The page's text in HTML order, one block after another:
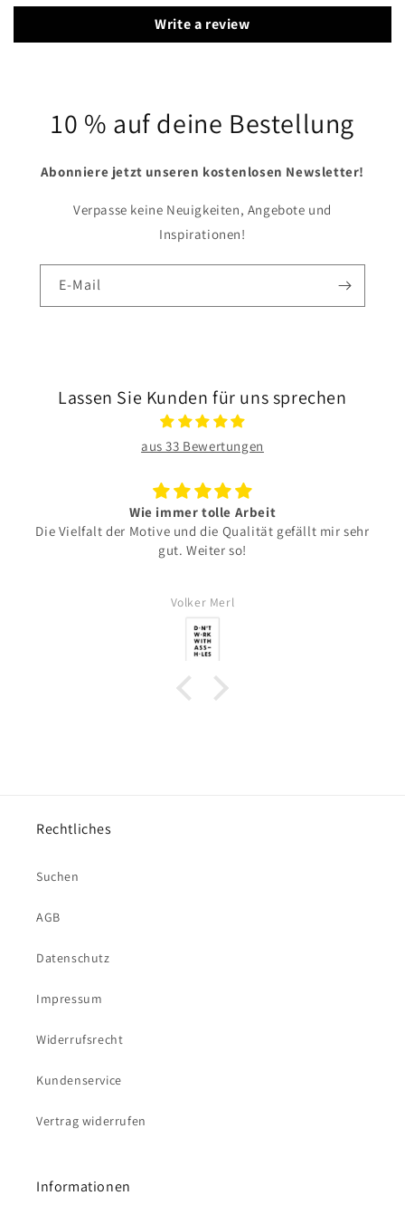
Write a review
10 % auf deine Bestellung
Abonniere jetzt unseren kostenlosen Newsletter!
Verpasse keine Neuigkeiten, Angebote und
Inspirationen!
E-Mail
Lassen Sie Kunden für uns sprechen
aus 33 Bewertungen
Wie immer tolle Arbeit
Die Vielfalt der Motive und die Qualität gefällt mir sehr
gut. Weiter so!
Volker Merl
Rechtliches
Suchen
AGB
Datenschutz
Impressum
Widerrufsrecht
Kundenservice
Vertrag widerrufen
Informationen